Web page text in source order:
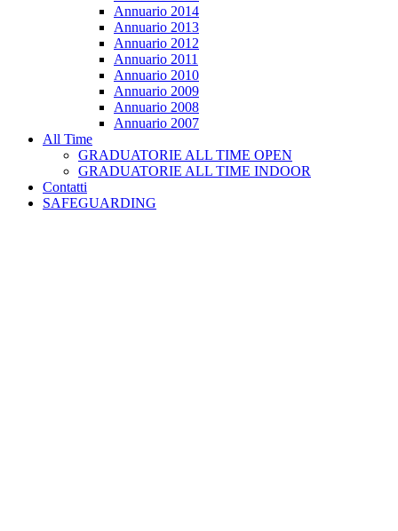
Annuario 2014
Annuario 2013
Annuario 2012
Annuario 2011
Annuario 2010
Annuario 2009
Annuario 2008
Annuario 2007
All Time
GRADUATORIE ALL TIME OPEN
GRADUATORIE ALL TIME INDOOR
Contatti
SAFEGUARDING